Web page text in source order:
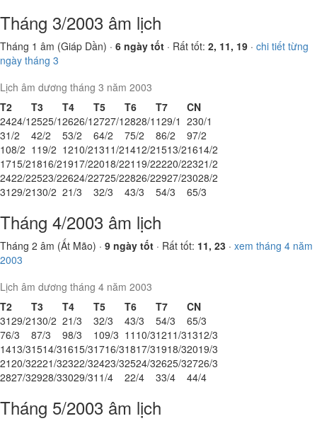
Tháng 3/2003 âm lịch
Tháng 1 âm (Giáp Dần) · 6 ngày tốt · Rất tốt: 2, 11, 19 · chi tiết từng
ngày tháng 3
Lịch âm dương tháng 3 năm 2003
T2
T3 T4 T5 T6 T7
CN
2424/12525/12626/12727/12828/1 129/1 230/1
31/2 42/2 53/2 64/2 75/2 86/2 97/2
108/2 119/2 1210/21311/21412/21513/21614/2
1715/21816/21917/22018/221 19/22220/22321/2
2422/22523/22624/22725/22826/22927/23028/2
3129/2130/2 21/3 32/3 43/3 54/3 65/3
Tháng 4/2003 âm lịch
Tháng 2 âm (Ất Mão) · 9 ngày tốt · Rất tốt: 11, 23 · xem tháng 4 năm
2003
Lịch âm dương tháng 4 năm 2003
T2
T3 T4 T5 T6 T7
CN
3129/2130/2 21/3 32/3 43/3 54/3 65/3
76/3 87/3 98/3 109/3 11 10/31211/31312/3
1413/31514/31615/31716/31817/31918/32019/3
2120/32221/32322/32423/32524/32625/32726/3
2827/32928/33029/31 1/4 22/4 33/4 44/4
Tháng 5/2003 âm lịch